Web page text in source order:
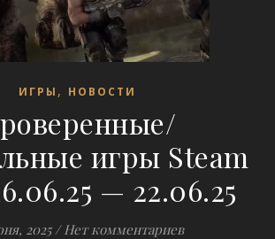
ИГРЫ , НОВОСТИ
игры Steam
— 22.06.25
2025 / Нет комментариев